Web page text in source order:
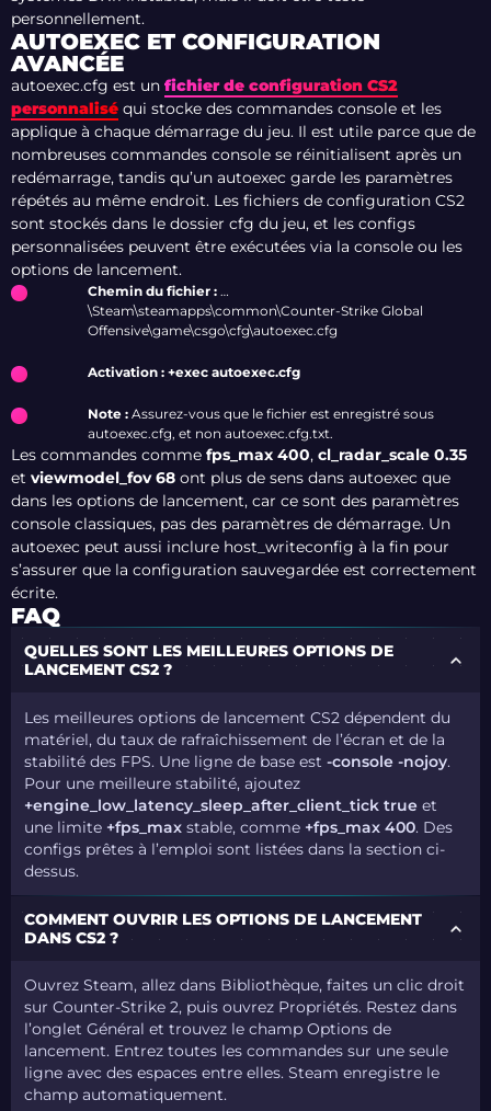
personnellement.
AUTOEXEC ET CONFIGURATION
AVANCÉE
autoexec.cfg est un fichier de configuration CS2
personnalisé qui stocke des commandes console et les
applique à chaque démarrage du jeu. Il est utile parce que de
nombreuses commandes console se réinitialisent après un
redémarrage, tandis qu’un autoexec garde les paramètres
répétés au même endroit. Les fichiers de configuration CS2
sont stockés dans le dossier cfg du jeu, et les configs
personnalisées peuvent être exécutées via la console ou les
options de lancement.
Chemin du fichier : …
\Steam\steamapps\common\Counter-Strike Global
Offensive\game\csgo\cfg\autoexec.cfg
Activation : +exec autoexec.cfg
Note : Assurez-vous que le fichier est enregistré sous
autoexec.cfg, et non autoexec.cfg.txt.
Les commandes comme fps_max 400, cl_radar_scale 0.35
et viewmodel_fov 68 ont plus de sens dans autoexec que
dans les options de lancement, car ce sont des paramètres
console classiques, pas des paramètres de démarrage. Un
autoexec peut aussi inclure host_writeconfig à la fin pour
s’assurer que la configuration sauvegardée est correctement
écrite.
FAQ
QUELLES SONT LES MEILLEURES OPTIONS DE
LANCEMENT CS2 ?
Les meilleures options de lancement CS2 dépendent du
matériel, du taux de rafraîchissement de l’écran et de la
stabilité des FPS. Une ligne de base est-console -nojoy.
Pour une meilleure stabilité, ajoutez
+engine_low_latency_sleep_after_client_tick true et
une limite +fps_max stable, comme +fps_max 400. Des
configs prêtes à l’emploi sont listées dans la section ci-
dessus.
COMMENT OUVRIR LES OPTIONS DE LANCEMENT
DANS CS2 ?
Ouvrez Steam, allez dans Bibliothèque, faites un clic droit
sur Counter-Strike 2, puis ouvrez Propriétés. Restez dans
l’onglet Général et trouvez le champ Options de
lancement. Entrez toutes les commandes sur une seule
ligne avec des espaces entre elles. Steam enregistre le
champ automatiquement.